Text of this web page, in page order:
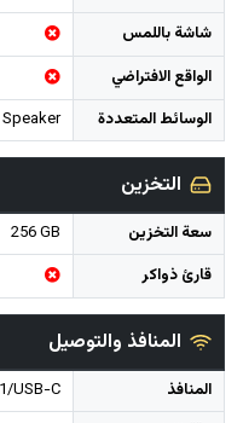
شاشة باللمس
الواقع الافتراضي
الوسائط المتعددة
التخزين
سعة التخزين
256 GB
قارئ ذواكر
المنافذ والتوصيل
المنافذ
USB-C